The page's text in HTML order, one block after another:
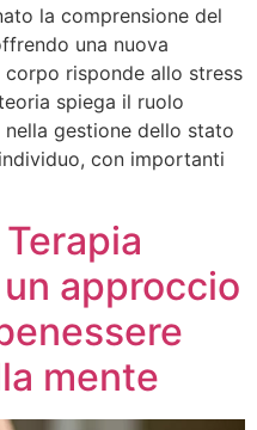
la comprensione del
una nuova
risponde allo stress
spiega il ruolo
gestione dello stato
con importanti
approccio
mente